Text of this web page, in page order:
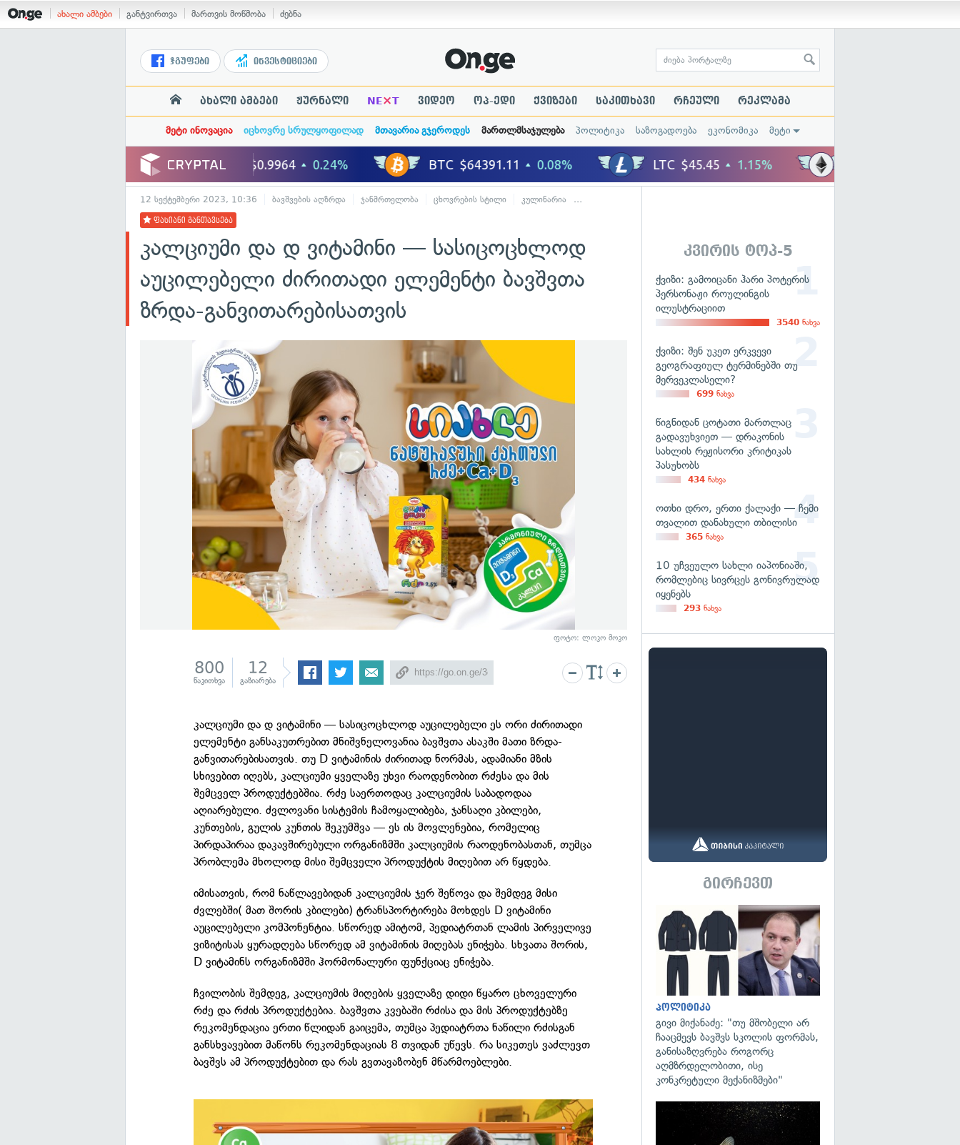
ახალი ამბები განტვირთვა მართვის მოწმობა ძებნა
ჯგუფები ინვესტიციები
ახალი ამბები ჟურნალი NE×T ვიდეო ოპ-ედი ქვიზები საკითხავი რჩეული რეკლამა
მეტი ინოვაცია იცხოვრე სრულყოფილად მთავარია გჯეროდეს მართლმსაჯულება პოლიტიკა საზოგადოება ეკონომიკა მეტი
12 სექტემბერი 2023, 10:36 ბავშვების აღზრდა ჯანმრთელობა ცხოვრების სტილი კულინარია
ფასიანი განთავსება
კალციუმი და დ ვიტამინი — სასიცოცხლოდ
აუცილებელი ძირითადი ელემენტი ბავშვთა
ზრდა-განვითარებისათვის
ფოტო: ლოკო მოკო
800
წაკითხვა
12
გაზიარება
კალციუმი და დ ვიტამინი — სასიცოცხლოდ აუცილებელი ეს ორი ძირითადი
ელემენტი განსაკუთრებით მნიშვნელოვანია ბავშვთა ასაკში მათი ზრდა-
განვითარებისათვის. თუ D ვიტამინის ძირითად ნორმას, ადამიანი მზის
სხივებით იღებს, კალციუმი ყველაზე უხვი რაოდენობით რძესა და მის
შემცველ პროდუქტებშია. რძე საერთოდაც კალციუმის საბადოდაა
აღიარებული. ძვლოვანი სისტემის ჩამოყალიბება, ჯანსაღი კბილები,
კუნთების, გულის კუნთის შეკუმშვა — ეს ის მოვლენებია, რომელიც
პირდაპირაა დაკავშირებული ორგანიზმში კალციუმის რაოდენობასთან, თუმცა
პრობლემა მხოლოდ მისი შემცველი პროდუქტის მიღებით არ წყდება.
იმისათვის, რომ ნაწლავებიდან კალციუმის ჯერ შეწოვა და შემდეგ მისი
ძვლებში( მათ შორის კბილები) ტრანსპორტირება მოხდეს D ვიტამინი
აუცილებელი კომპონენტია. სწორედ ამიტომ, პედიატრთან ლამის პირველივე
ვიზიტისას ყურადღება სწორედ ამ ვიტამინის მიღებას ენიჭება. სხვათა შორის,
D ვიტამინს ორგანიზმში ჰორმონალური ფუნქციაც ენიჭება.
ჩვილობის შემდეგ, კალციუმის მიღების ყველაზე დიდი წყარო ცხოველური
რძე და რძის პროდუქტებია. ბავშვთა კვებაში რძისა და მის პროდუქტებზე
რეკომენდაცია ერთი წლიდან გაიცემა, თუმცა პედიატრთა ნაწილი რძისგან
განსხვავებით მაწონს რეკომენდაციას 8 თვიდან უწევს. რა სიკეთეს ვაძლევთ
ბავშვს ამ პროდუქტებით და რას გვთავაზობენ მწარმოებლები.
კვირის ტოპ-5
ქვიზი: გამოიცანი ჰარი პოტერის
პერსონაჟი როულინგის
ილუსტრაციით
3540 ნახვა
ქვიზი: შენ უკეთ ერკვევი
გეოგრაფიულ ტერმინებში თუ
მერვეკლასელი?
699 ნახვა
წიგნიდან ცოტათი მართლაც
გადავუხვიეთ — დრაკონის
სახლის რეჟისორი კრიტიკას
პასუხობს
434 ნახვა
ოთხი დრო, ერთი ქალაქი — ჩემი
თვალით დანახული თბილისი
365 ნახვა
10 უჩვეულო სახლი იაპონიაში,
რომლებიც სივრცეს გონივრულად
იყენებს
293 ნახვა
გირჩევთ
პოლიტიკა
გივი მიქანაძე: "თუ მშობელი არ
ჩააცმევს ბავშვს სკოლის ფორმას,
განისაზღვრება როგორც
აღმზრდელობითი, ისე
კონკრეტული მექანიზმები"